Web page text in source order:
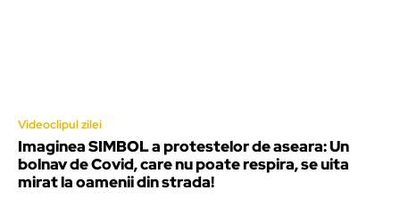
Videoclipul zilei
Imaginea SIMBOL a protestelor de aseara: Un
bolnav de Covid, care nu poate respira, se uita
mirat la oamenii din strada!